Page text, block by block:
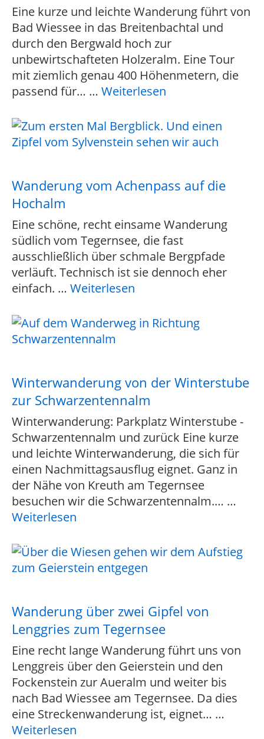
Eine kurze und leichte Wanderung führt von
Bad Wiessee in das Breitenbachtal und
durch den Bergwald hoch zur
unbewirtschafteten Holzeralm. Eine Tour
mit ziemlich genau 400 Höhenmetern, die
passend für… … Weiterlesen
Wanderung vom Achenpass auf die
Hochalm
Eine schöne, recht einsame Wanderung
südlich vom Tegernsee, die fast
ausschließlich über schmale Bergpfade
verläuft. Technisch ist sie dennoch eher
einfach. … Weiterlesen
Winterwanderung von der Winterstube
zur Schwarzentennalm
Winterwanderung: Parkplatz Winterstube -
Schwarzentennalm und zurück Eine kurze
und leichte Winterwanderung, die sich für
einen Nachmittagsausflug eignet. Ganz in
der Nähe von Kreuth am Tegernsee
besuchen wir die Schwarzentennalm.… …
Weiterlesen
Wanderung über zwei Gipfel von
Lenggries zum Tegernsee
Eine recht lange Wanderung führt uns von
Lenggreis über den Geierstein und den
Fockenstein zur Aueralm und weiter bis
nach Bad Wiessee am Tegernsee. Da dies
eine Streckenwanderung ist, eignet… …
Weiterlesen